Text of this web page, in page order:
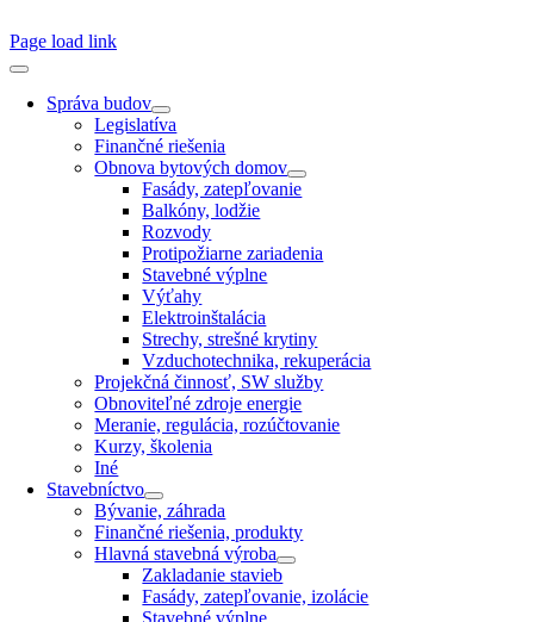
Page load link
Správa budov
Legislatíva
Finančné riešenia
Obnova bytových domov
Fasády, zatepľovanie
Balkóny, lodžie
Rozvody
Protipožiarne zariadenia
Stavebné výplne
Výťahy
Elektroinštalácia
Strechy, strešné krytiny
Vzduchotechnika, rekuperácia
Projekčná činnosť, SW služby
Obnoviteľné zdroje energie
Meranie, regulácia, rozúčtovanie
Kurzy, školenia
Iné
Stavebníctvo
Bývanie, záhrada
Finančné riešenia, produkty
Hlavná stavebná výroba
Zakladanie stavieb
Fasády, zatepľovanie, izolácie
Stavebné výplne